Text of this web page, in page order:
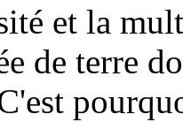
et la
de terre